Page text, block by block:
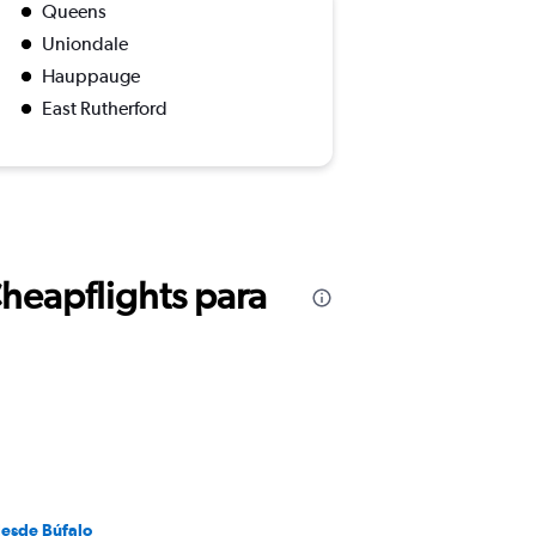
Queens
Uniondale
Hauppauge
East Rutherford
para
Búfalo